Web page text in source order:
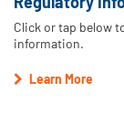
Click or tap below
information.
Learn More